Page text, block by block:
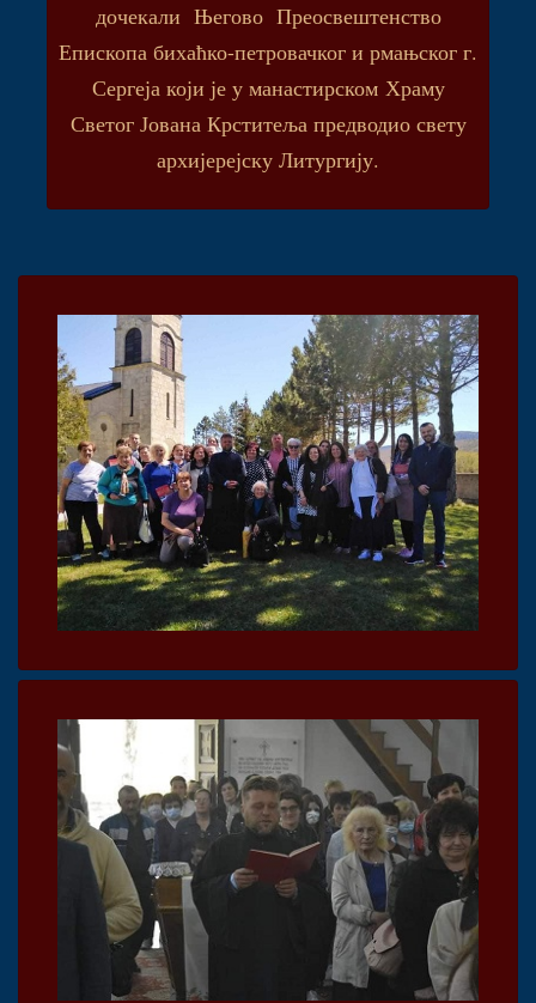
дочекали Његово Преосвештенство
Епископа бихаћко-петровачког и рмањског г.
Сергеја који је у манастирском Храму
Светог Јована Крститеља предводио свету
архијерејску Литургију.